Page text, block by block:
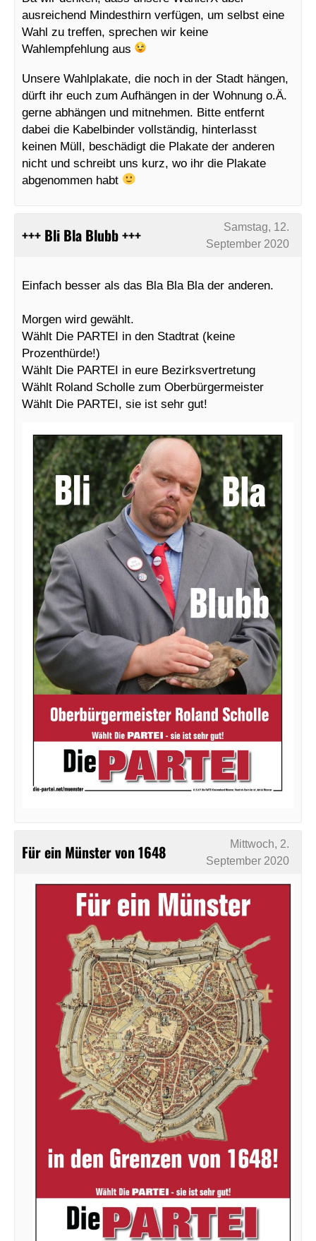
ausreichend Mindesthirn verfügen, um selbst eine
Wahl zu treffen, sprechen wir keine
Wahlempfehlung aus
Unsere Wahlplakate, die noch in der Stadt hängen,
dürft ihr euch zum Aufhängen in der Wohnung o.Ä.
gerne abhängen und mitnehmen. Bitte entfernt
dabei die Kabelbinder vollständig, hinterlasst
keinen Müll, beschädigt die Plakate der anderen
nicht und schreibt uns kurz, wo ihr die Plakate
abgenommen habt
+++ Bli Bla Blubb +++
Samstag, 12.
September 2020
Einfach besser als das Bla Bla Bla der anderen.
Morgen wird gewählt.
Wählt Die PARTEI in den Stadtrat (keine
Prozenthürde!)
Wählt Die PARTEI in eure Bezirksvertretung
Wählt Roland Scholle zum Oberbürgermeister
Wählt Die PARTEI, sie ist sehr gut!
Für ein Münster von 1648
Mittwoch, 2.
September 2020